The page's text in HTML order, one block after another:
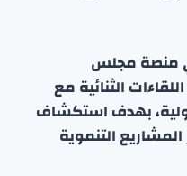
منصة مجلس
الثنائية مع
بهدف استكشاف
التنموية